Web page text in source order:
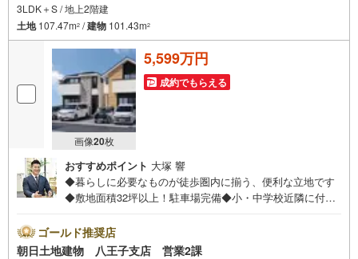
3LDK＋S / 地上2階建
土地107.47m2 /建物 101.43m2
画像20枚
5,599万円
成約でもらえる
おすすめポイント 大塚 響
◆暮らしに必要なものが徒歩圏内に揃う、便利な立地です
◆敷地面積32坪以上！駐車場完備◆小・中学校近隣に付、
放感のあるリビング◆収納豊富な3SLDK
ゴールド推奨店
朝日土地建物 八王子支店 営業2課